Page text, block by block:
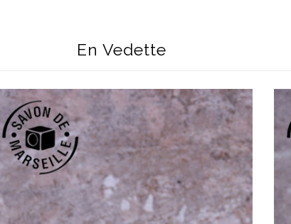
En Vedette